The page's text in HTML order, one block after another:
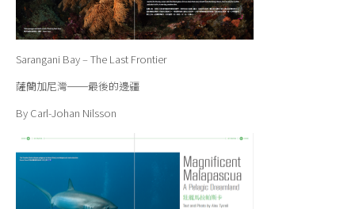
Sarangani Bay – The Last Frontier
薩蘭加尼灣──最後的邊疆
By Carl-Johan Nilsson